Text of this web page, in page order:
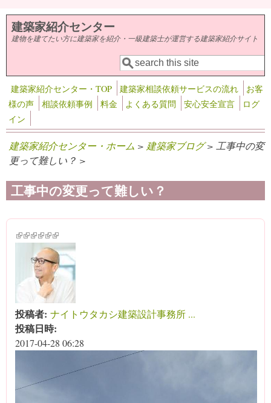
メインコンテンツに移動
建築家紹介センター
建物を建てたい方に建築家を紹介・一級建築士が運営する建築家紹介サイト
検索フォーム
検索
建築家紹介センター・TOP 建築家相談依頼サービスの流れ
お客
様の声
相談依頼事例 料金 よくある質問 安心安全宣言
ログ
イン
建築家紹介センター・ホーム > 建築家ブログ> 工事中の変
更って難しい？ >
工事中の変更って難しい？
(link is external)
(link is external)
(link is external)
(link is external)
(link is external)
(link is external)
投稿者: ナイトウタカシ建築設計事務所 ...
投稿日時:
2017-04-28 06:28